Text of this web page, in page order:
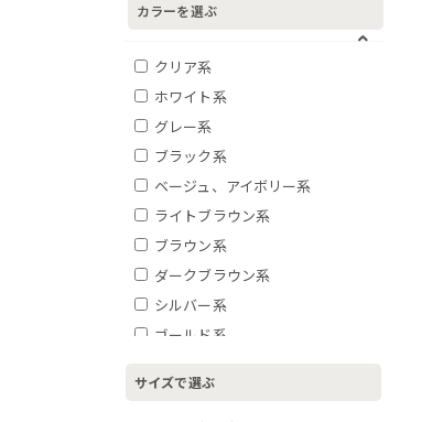
キャンバス
カラーを選ぶ
クリア系
ホワイト系
グレー系
ブラック系
ベージュ、アイボリー系
ライトブラウン系
ブラウン系
ダークブラウン系
シルバー系
ゴールド系
オレンジ系
サイズで選ぶ